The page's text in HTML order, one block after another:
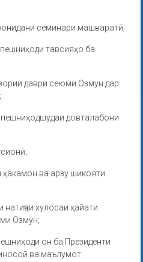
семинари машваратӣ;
тавсияҳо ба
даври сеюми Озмун дар
пешниҳодшудаи довталабони
ва арзу шикояти
хулосаи ҳайати
Озмун;
он ба Президенти
ва маълумот.